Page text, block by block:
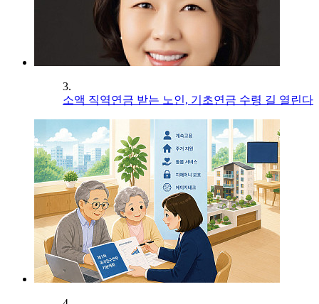
3.
소액 직역연금 받는 노인, 기초연금 수령 길 열린다